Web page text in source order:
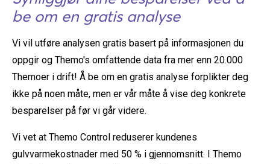
be om en gratis analyse
Vi vil utføre analysen gratis basert på informasjonen du
oppgir og Themo's omfattende data fra mer enn 20.000
Themoer i drift! Å be om en gratis analyse forplikter deg
ikke på noen måte, men er vår måte å vise deg konkrete
besparelser på før vi går videre.
Vi vet at Themo Control reduserer kundenes
gulvvarmekostnader med 50 % i gjennomsnitt. I Themo